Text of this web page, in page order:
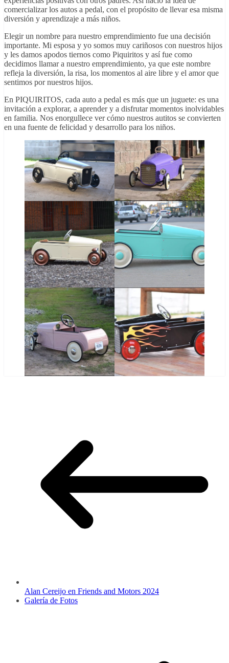
comercializar los autos a pedal, con el propósito de llevar esa misma
diversión y aprendizaje a más niños.
Elegir un nombre para nuestro emprendimiento fue una decisión
importante. Mi esposa y yo somos muy cariñosos con nuestros hijos
y les damos apodos tiernos como Piquiritos y así fue como
decidimos llamar a nuestro emprendimiento, ya que este nombre
refleja la diversión, la risa, los momentos al aire libre y el amor que
sentimos por nuestros hijos.
En PIQUIRITOS, cada auto a pedal es más que un juguete: es una
invitación a explorar, a aprender y a disfrutar momentos inolvidables
en familia. Nos enorgullece ver cómo nuestros autitos se convierten
en una fuente de felicidad y desarrollo para los niños.
Alan Cereijo en Friends and Motors 2024
Galería de Fotos